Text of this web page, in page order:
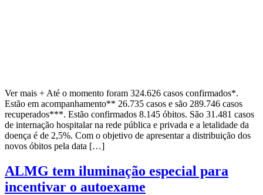
Ver mais + Até o momento foram 324.626 casos confirmados*.
Estão em acompanhamento** 26.735 casos e são 289.746 casos
recuperados***. Estão confirmados 8.145 óbitos. São 31.481 casos
de internação hospitalar na rede pública e privada e a letalidade da
doença é de 2,5%. Com o objetivo de apresentar a distribuição dos
novos óbitos pela data […]
ALMG tem iluminação especial para
incentivar o autoexame